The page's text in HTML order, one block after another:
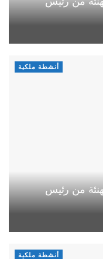
أنشطة ملكية
من رئيس
أنشطة ملكية